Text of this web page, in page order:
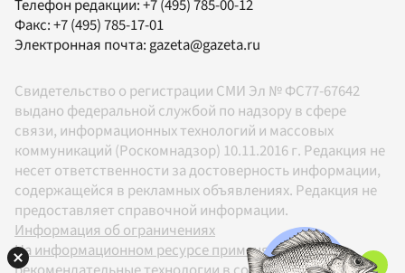
Телефон редакции:+7 (495) 785-00-12
Факс:+7 (495) 785-17-01
Электронная почта: gazeta@gazeta.ru
Свидетельство о регистрации СМИ Эл № ФС77-67642
выдано федеральной службой по надзору в сфере
связи, информационных технологий и массовых
коммуникаций (Роскомнадзор) 10.11.2016 г. Редакция не
несет ответственности за достоверность информации,
содержащейся в рекламных объявлениях. Редакция не
предоставляет справочной информации.
Информация об ограничениях
На информационном ресурсе применяются